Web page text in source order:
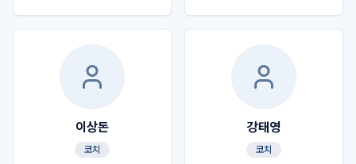
이상돈
코치
강태영
코치